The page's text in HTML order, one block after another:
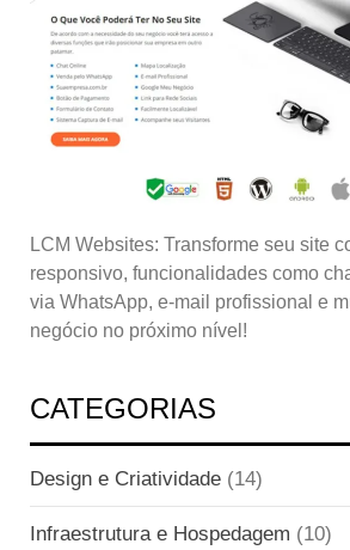
LCM Websites: Transforme seu site
responsivo, funcionalidades como
via WhatsApp, e-mail profissional e
negócio no próximo nível!
CATEGORIAS
Design e Criatividade (14)
Infraestrutura e Hospedagem (10)